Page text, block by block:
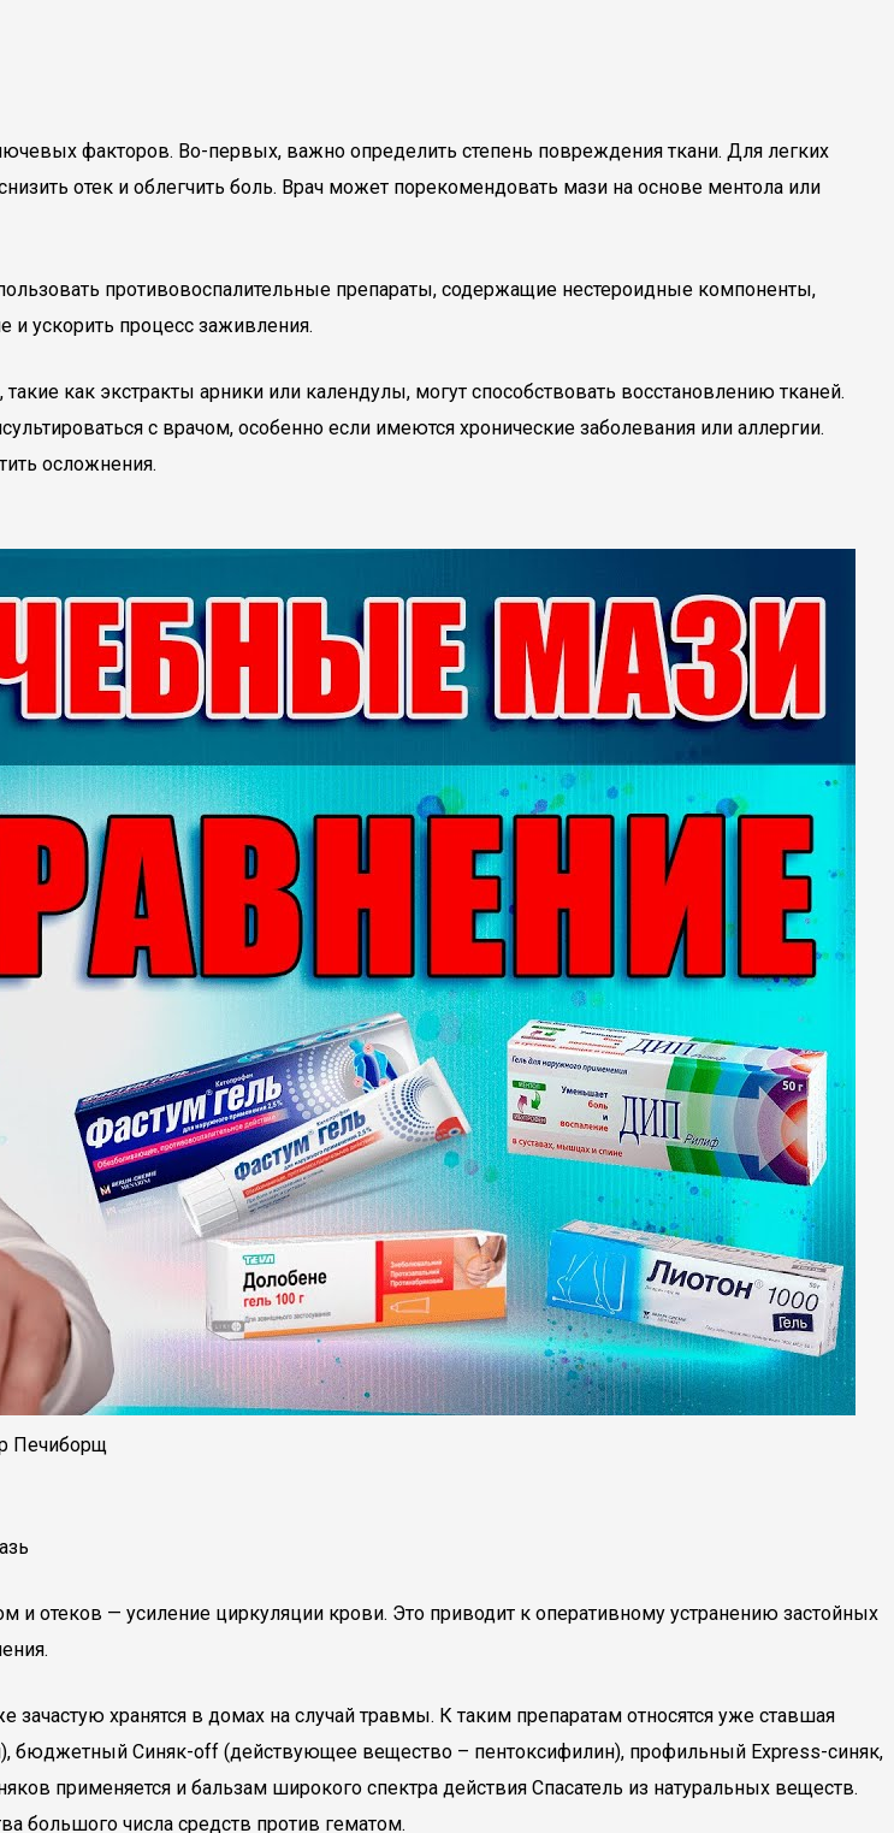
факторов. Во-первых, важно определить степень повреждения ткани. Для легких
отек и облегчить боль. Врач может порекомендовать мази на основе ментола или
противовоспалительные препараты, содержащие нестероидные компоненты,
и ускорить процесс заживления.
как экстракты арники или календулы, могут способствовать восстановлению тканей.
с врачом, особенно если имеются хронические заболевания или аллергии.
осложнения.
Печиборщ
и отеков — усиление циркуляции крови. Это приводит к оперативному устранению застойных
хранятся в домах на случай травмы. К таким препаратам относятся уже ставшая
бюджетный Синяк-off (действующее вещество – пентоксифилин), профильный Express-синяк,
применяется и бальзам широкого спектра действия Спасатель из натуральных веществ.
большого числа средств против гематом.